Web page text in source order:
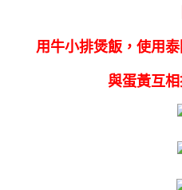
用牛小排煲飯，使用
與蛋黃互